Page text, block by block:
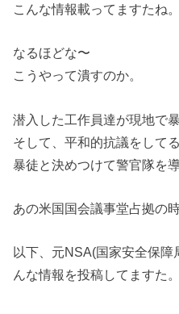
こんな情報載ってますたね。
なるほどな〜
こうやって潰すのか。
潜入した工作員達が現地で
そして、平和的抗議をして
暴徒と決めつけて警官隊を
あの米国国会議事堂占拠の
以下、元NSA(国家安全保障
んな情報を投稿してますた。